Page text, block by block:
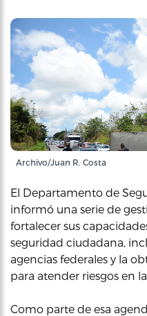
Archivo/Juan R. Costa
El Departamento de
informó una serie de
fortalecer sus
seguridad ciudadana,
agencias federales y la
para atender riesgos en
Como parte de esa